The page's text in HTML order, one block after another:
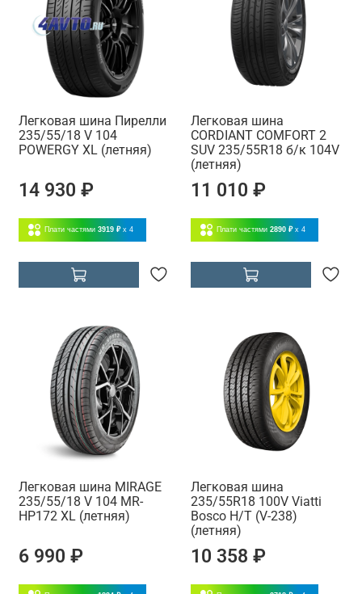
Легковая шина Пирелли
235/55/18 V 104
POWERGY XL (летняя)
14 930 ₽
Плати частями 3919 ₽ x 4
Легковая шина
CORDIANT COMFORT 2
SUV 235/55R18 б/к 104V
(летняя)
11 010 ₽
Плати частями 2890 ₽ x 4
Легковая шина MIRAGE
235/55/18 V 104 MR-
HP172 XL (летняя)
6 990 ₽
Легковая шина
235/55R18 100V Viatti
Bosco H/T (V-238)
(летняя)
10 358 ₽